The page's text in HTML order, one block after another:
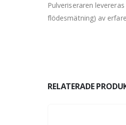
Pulveriseraren
flödesmätning) av
RELATERADE